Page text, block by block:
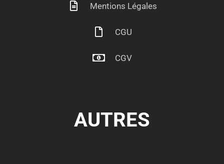
Mentions Légales
CGU
CGV
AUTRES